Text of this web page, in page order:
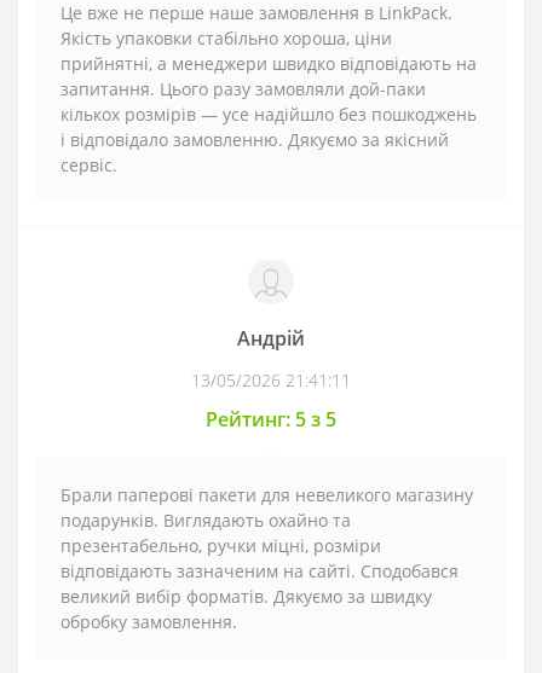
Це вже не перше наше замовлення в LinkPack.
Якість упаковки стабільно хороша, ціни
прийнятні, а менеджери швидко відповідають на
запитання. Цього разу замовляли дой-паки
кількох розмірів — усе надійшло без пошкоджень
і відповідало замовленню. Дякуємо за якісний
сервіс.
Андрій
13/05/2026 21:41:11
Рейтинг: 5 з 5
Брали паперові пакети для невеликого магазину
подарунків. Виглядають охайно та
презентабельно, ручки міцні, розміри
відповідають зазначеним на сайті. Сподобався
великий вибір форматів. Дякуємо за швидку
обробку замовлення.